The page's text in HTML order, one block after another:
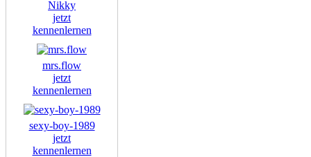
Nikky
jetzt
kennenlernen
mrs.flow
jetzt
kennenlernen
sexy-boy-1989
jetzt
kennenlernen